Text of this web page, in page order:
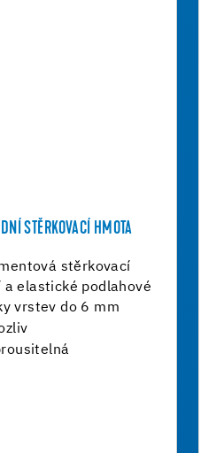
STĚRKOVACÍ HMOTA
stěrkovací
elastické podlahové
vrstev do 6 mm